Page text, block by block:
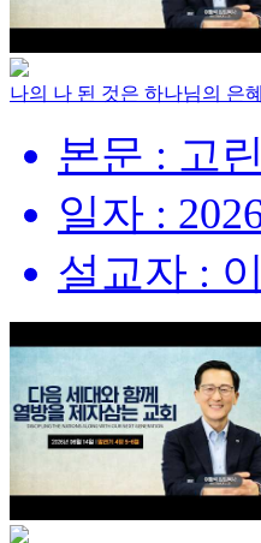
나의 나 된 것은 하나님의 은
본문 : 고
일자 :
설교자 :